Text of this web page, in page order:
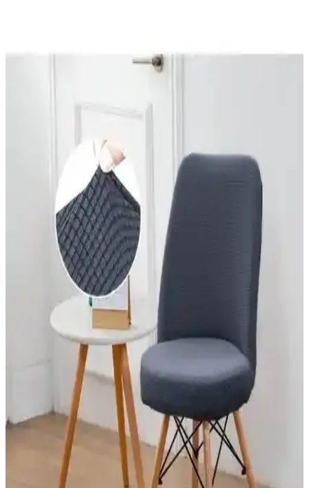
Nurlan ve Riselerhome Likrali Sandalye Kılıfı
Bu makalede, Nurlan ve Riselerhome likrali sandalye kılıflarının
malzeme, kullanım kolaylığı ve dayanıklılık açısından detaylı
Faiend Tuğla Desen Sandalye Kılıfı ve Özmakan
Yüksek Kaliteli Sandalye Kılıfı Karşılaştırması
İki popüler sandalye kılıfını detaylı karşılaştırıyoruz. Kalite, esneklik
ve kullanıcı deneyimleriyle ilgili önemli bilgiler içerir, ev
dekorasyonuna uygun en iyi seçimi yapmanıza yardımcı olur.
Riselerhome Nurlan ve Özmakan Sandalye Kılıfı
Karşılaştırması: Özellikler ve Kullanıcı Yorumları
İki sandalye kılıfı ürününün özellikleri, dayanıklılığı ve kullanıcı
yorumları detaylı şekilde karşılaştırıldı. Estetik, uyum ve kullanım
kolaylığı açısından önemli bilgiler içeriyor.
Özmakan Sandalye Kılıfı Karşılaştırması: Yüksek
Kalite ve Likralı Modellerin Özellikleri
İki farklı Özmakan sandalye kılıfını detaylı karşılaştırıyoruz. Kalite,
esneklik, bakım ve kullanıcı yorumlarıyla en uygun seçeneği
belirlemenize yardımcı oluyoruz.
Riselerhome Nurlan ve Özmakan Sandalye Kılıfı
Karşılaştırması: Malzeme, Uyum ve Kullanıcı
Memnuniyeti